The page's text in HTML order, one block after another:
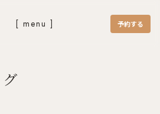
[ menu ] 予約する